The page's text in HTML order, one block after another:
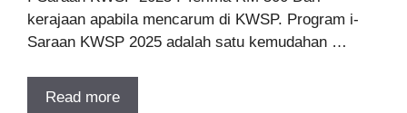
kerajaan apabila mencarum di KWSP. Program i-
Saraan KWSP 2025 adalah satu kemudahan …
Read more